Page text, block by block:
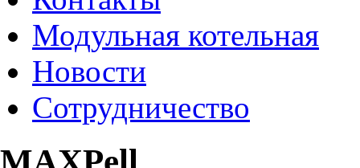
Модульная котельная
Новости
Сотрудничество